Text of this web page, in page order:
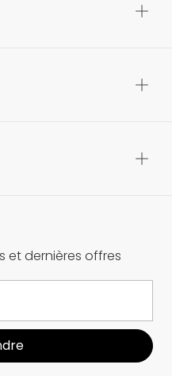
et dernières offres